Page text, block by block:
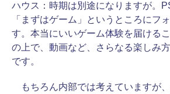
ハウス： 時期は別途になりますが。
「まずはゲーム」というところにフ
す。本当にいいゲーム体験を届ける
の上で、動画など、さらなる楽しみ
です。
もちろん内部では考えていますが、